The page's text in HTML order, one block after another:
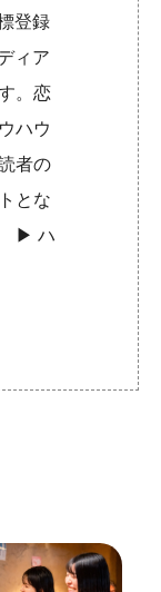
登録
ィア
。恋
ハウ
者の
とな
▶︎ハ